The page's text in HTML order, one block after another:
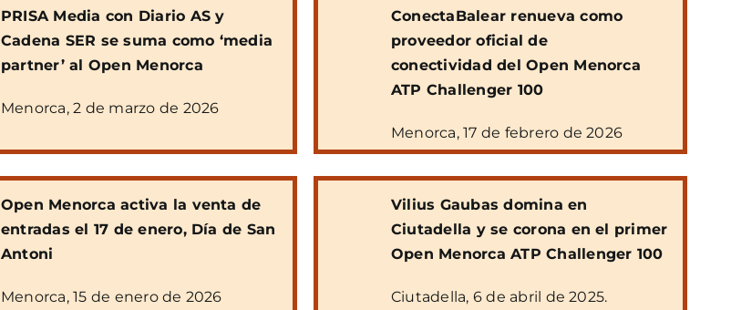
PRISA Media con Diario AS y
Cadena SER se suma como ‘media
partner’ al Open Menorca
Menorca, 2 de marzo de 2026
ConectaBalear renueva como
proveedor oficial de
conectividad del Open Menorca
ATP Challenger 100
Menorca, 17 de febrero de 2026
Open Menorca activa la venta de
entradas el 17 de enero, Día de San
Antoni
Menorca, 15 de enero de 2026
Vilius Gaubas domina en
Ciutadella y se corona en el primer
Open Menorca ATP Challenger 100
Ciutadella, 6 de abril de 2025.